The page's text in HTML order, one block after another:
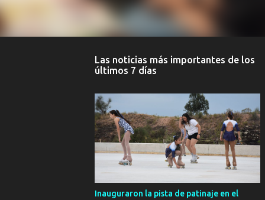
Las noticias más importantes de los
últimos 7 días
Inauguraron la pista de patinaje en el